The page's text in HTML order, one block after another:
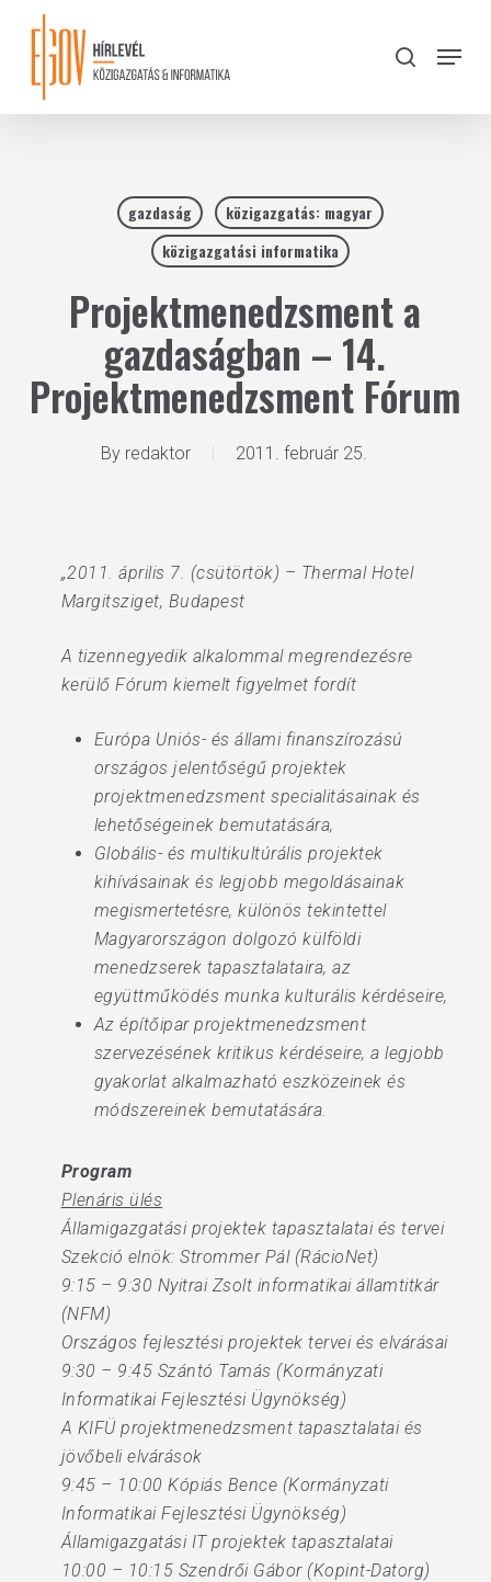
content
search
Menu
gazdaság
közigazgatás: magyar
közigazgatási informatika
Projektmenedzsment a
gazdaságban – 14.
Projektmenedzsment Fórum
By redaktor 2011. február 25.
„2011. április 7. (csütörtök) – Thermal Hotel
Margitsziget, Budapest
A tizennegyedik alkalommal megrendezésre
kerülő Fórum kiemelt figyelmet fordít
Európa Uniós- és állami finanszírozású
országos jelentőségű projektek
projektmenedzsment specialitásainak és
lehetőségeinek bemutatására,
Globális- és multikultúrális projektek
kihívásainak és legjobb megoldásainak
megismertetésre, különös tekintettel
Magyarországon dolgozó külföldi
menedzserek tapasztalataira, az
együttműködés munka kulturális kérdéseire,
Az építőipar projektmenedzsment
szervezésének kritikus kérdéseire, a legjobb
gyakorlat alkalmazható eszközeinek és
módszereinek bemutatására.
Program
Plenáris ülés
Államigazgatási projektek tapasztalatai és tervei
Szekció elnök: Strommer Pál (RácioNet)
9:15 – 9:30 Nyitrai Zsolt informatikai államtitkár
(NFM)
Országos fejlesztési projektek tervei és elvárásai
9:30 – 9:45 Szántó Tamás (Kormányzati
Informatikai Fejlesztési Ügynökség)
A KIFÜ projektmenedzsment tapasztalatai és
jövőbeli elvárások
9:45 – 10:00 Kópiás Bence (Kormányzati
Informatikai Fejlesztési Ügynökség)
Államigazgatási IT projektek tapasztalatai
10:00 – 10:15 Szendrői Gábor (Kopint-Datorg)
Close